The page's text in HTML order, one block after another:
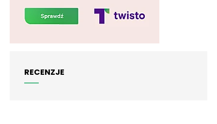
RECENZJE